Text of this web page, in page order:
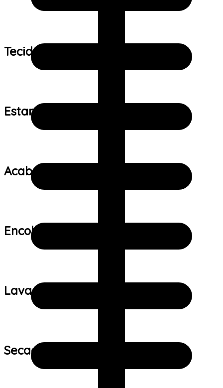
Tecido:
Estampa:
Acabamento:
Encolhimento:
Lavagem:
Secagem: